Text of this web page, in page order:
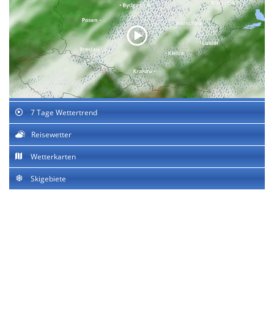
7 Tage Wettertrend
Reisewetter
Wetterkarten
Skigebiete